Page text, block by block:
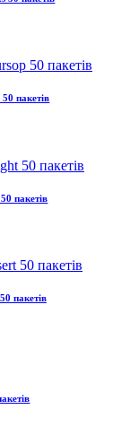
пакетів
пакетів
пакетів